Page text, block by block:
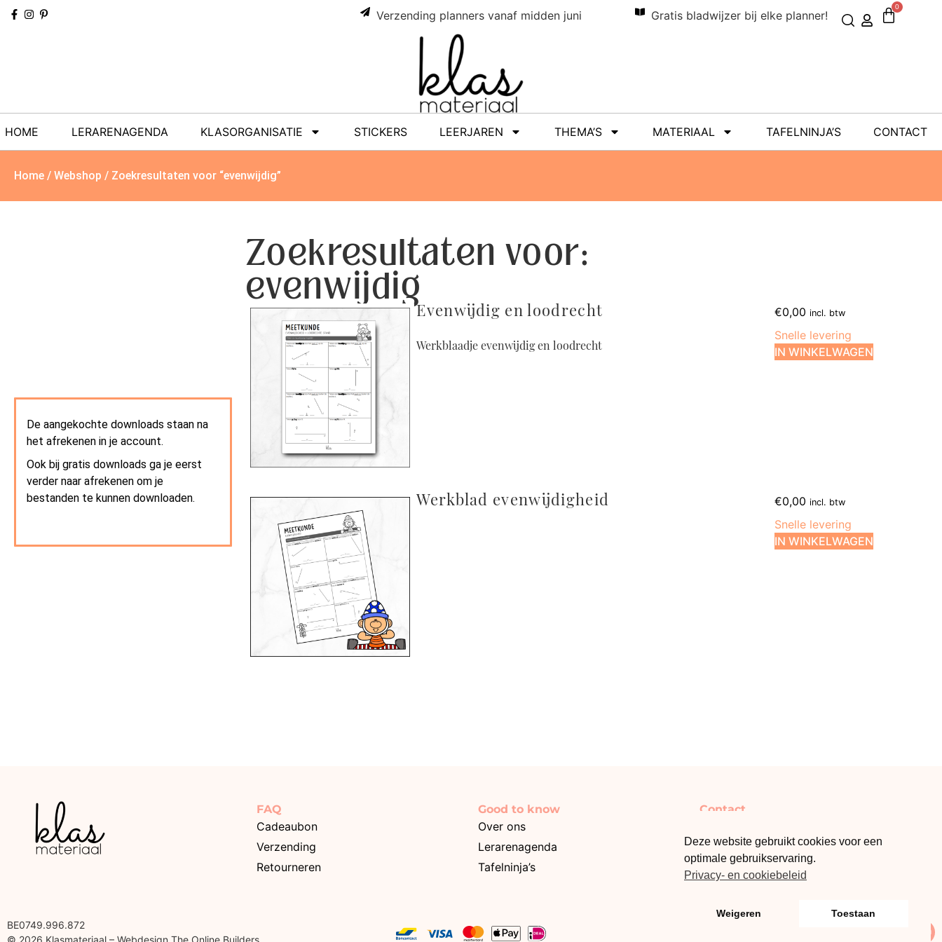
Verzending planners vanaf midden juni Gratis bladwijzer bij elke planner!
0
HOME LERARENAGENDA KLASORGANISATIE STICKERS LEERJAREN THEMA’S MATERIAAL TAFELNINJA’S CONTACT
Home / Webshop / Zoekresultaten voor “evenwijdig”
De aangekochte downloads staan na
het afrekenen in je account.
Ook bij gratis downloads ga je eerst
verder naar afrekenen om je
bestanden te kunnen downloaden.
Zoekresultaten voor:
evenwijdig
Evenwijdig en loodrecht
Werkblaadje evenwijdig en loodrecht
€0,00 incl. btw
Snelle levering
IN WINKELWAGEN
Werkblad evenwijdigheid €0,00 incl. btw
Snelle levering
IN WINKELWAGEN
FAQ
Cadeaubon
Verzending
Retourneren
Good to know
Over ons
Lerarenagenda
Tafelninja’s
Contact
Laat een review achter
BE0749.996.872
Deze website gebruikt cookies voor een
optimale gebruikservaring.
Privacy- en cookiebeleid
Weigeren Toestaan